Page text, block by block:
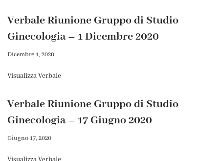
Verbale Riunione Gruppo di Studio
Ginecologia – 1 Dicembre 2020
Dicembre 1, 2020
Visualizza Verbale
Verbale Riunione Gruppo di Studio
Ginecologia – 17 Giugno 2020
Giugno 17, 2020